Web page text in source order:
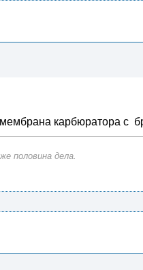
мембрана карбюратора с
половина дела.